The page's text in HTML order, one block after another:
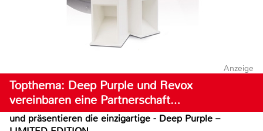
Anzeige
Topthema: Deep Purple und Revox
vereinbaren eine Partnerschaft…
und präsentieren die einzigartige - Deep Purple –